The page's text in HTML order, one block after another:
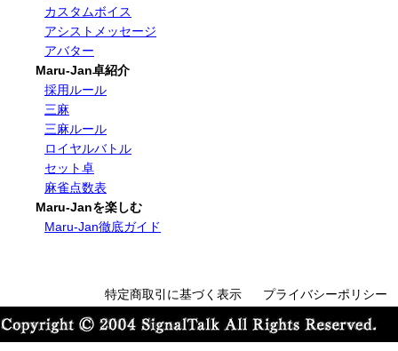
カスタムボイス
アシストメッセージ
アバター
Maru-Jan卓紹介
採用ルール
三麻
三麻ルール
ロイヤルバトル
セット卓
麻雀点数表
Maru-Janを楽しむ
Maru-Jan徹底ガイド
特定商取引に基づく表示 プライバシーポリシー